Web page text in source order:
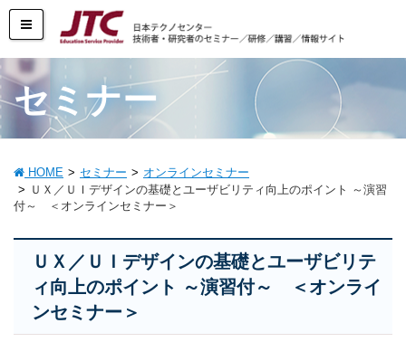
セミナー
HOME セミナー
オンラインセミナー
ＵＸ／ＵＩデザインの基礎とユーザビリティ向上のポイント ～演習
付～ ＜オンラインセミナー＞
ＵＸ／ＵＩデザインの基礎とユーザビリテ
ィ向上のポイント ～演習付～ ＜オンライ
ンセミナー＞